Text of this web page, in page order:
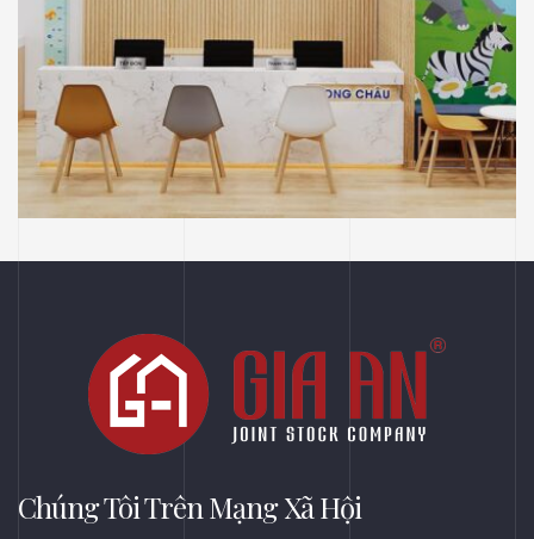
NHÀ THUỐC LONG CHÂU THIẾT KẾ
Thiết Kế Phối Cảnh 3D Trung Tâm Tiêm
Chúng Tôi Trên Mạng Xã Hội